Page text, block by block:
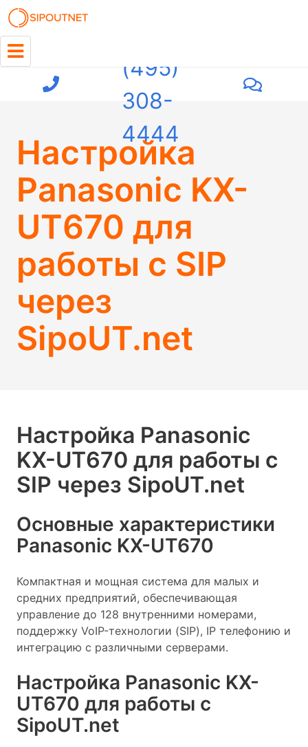
(495)
308-
4444
Настройка
Panasonic KX-
UT670 для
работы с SIP
через
SipoUT.net
Настройка Panasonic
KX-UT670 для работы с
SIP через SipoUT.net
Основные характеристики
Panasonic KX-UT670
Компактная и мощная система для малых и
средних предприятий, обеспечивающая
управление до 128 внутренними номерами,
поддержку VoIP-технологии (SIP), IP телефонию и
интеграцию с различными серверами.
Настройка Panasonic KX-
UT670 для работы с
SipoUT.net